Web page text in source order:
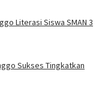
Literasi Siswa SMAN 3
Sukses Tingkatkan